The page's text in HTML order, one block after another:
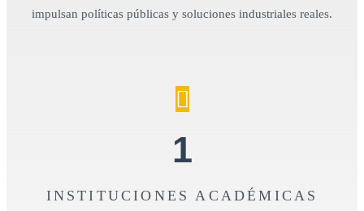
impulsan políticas públicas y soluciones industriales reales.
1
INSTITUCIONES ACADÉMICAS